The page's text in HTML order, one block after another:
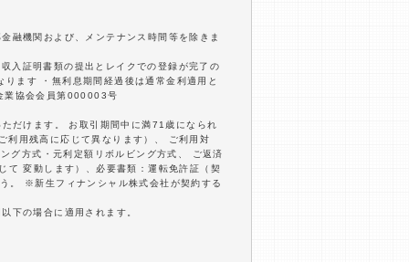
融機関および、メンテナンス時間等を除きま
証明書類の提出とレイクでの登録が完了の
ます ・無利息期間経過後は通常金利適用と
業協会会員第000003号
だけます。 お取引期間中に満71歳になられ
用残高に応じて異なります）、 ご利用対
グ方式・元利定額リボルビング方式、 ご返済
て 変動します）、必要書類：運転免許証（契
。 ※新生フィナンシャル株式会社が契約する
下の場合に適用されます。